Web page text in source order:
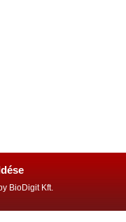
BioDigit Kft.